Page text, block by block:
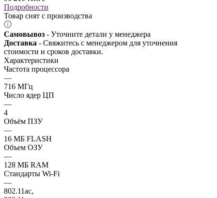
Подробности
Товар снят с производства
Самовывоз - Уточните детали у менеджера
Доставка - Свяжитесь с менеджером для уточнения
стоимости и сроков доставки.
Характеристики
Частота процессора
—
716 МГц
Число ядер ЦП
—
4
Объём ПЗУ
—
16 МБ FLASH
Объем ОЗУ
—
128 МБ RAM
Стандарты Wi-Fi
—
802.11ac,